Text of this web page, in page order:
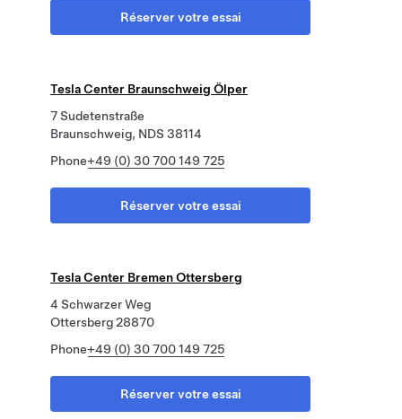
Réserver votre essai
Tesla Center Braunschweig Ölper
7 Sudetenstraße
Braunschweig, NDS 38114
Phone+49 (0) 30 700 149 725
Réserver votre essai
Tesla Center Bremen Ottersberg
4 Schwarzer Weg
Ottersberg 28870
Phone+49 (0) 30 700 149 725
Réserver votre essai